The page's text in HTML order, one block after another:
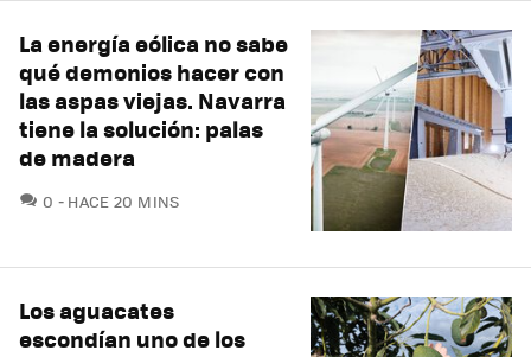
La energía eólica no sabe
qué demonios hacer con
las aspas viejas. Navarra
tiene la solución: palas
de madera
0 COMENTARIOS
HACE 20 MINS
Los aguacates
escondían uno de los